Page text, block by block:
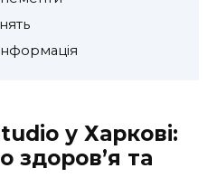
у Харкові:
здоров’я та